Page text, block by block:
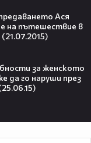
Ася
на пътешествие в
за женското
да го наруши през